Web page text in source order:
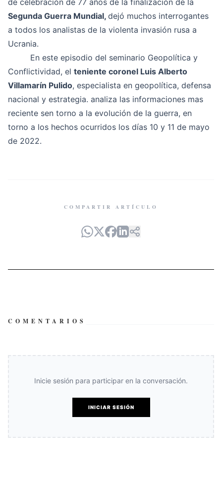
de celebración de 77 años de la finalización de la
Segunda Guerra Mundial, dejó muchos interrogantes
a todos los analistas de la violenta invasión rusa a
Ucrania.
En este episodio del seminario Geopolítica y
Conflictividad, el teniente coronel Luis Alberto
Villamarín Pulido, especialista en geopolítica, defensa
nacional y estrategia. analiza las informaciones mas
reciente sen torno a la evolución de la guerra, en
torno a los hechos ocurridos los días 10 y 11 de mayo
de 2022.
COMPARTIR ARTÍCULO
COMENTARIOS
Inicie sesión para participar en la conversación.
INICIAR SESIÓN